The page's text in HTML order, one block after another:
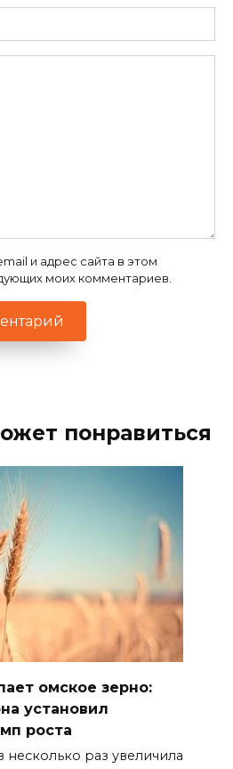
и адрес сайта в этом
моих комментариев.
понравиться
омское зерно:
установил
роста
несколько раз увеличила